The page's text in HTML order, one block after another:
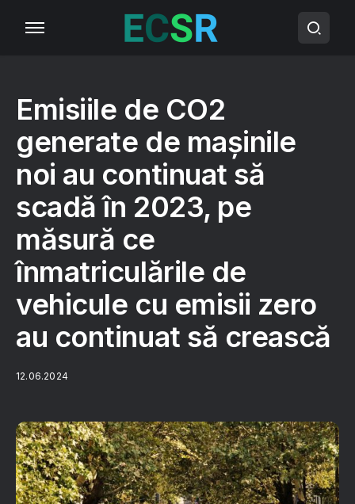
Emisiile de CO2
generate de mașinile
noi au continuat să
scadă în 2023, pe
măsură ce
înmatriculările de
vehicule cu emisii zero
au continuat să crească
12.06.2024